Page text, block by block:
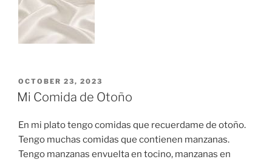
POSTED
ON
OCTOBER 23, 2023
Mi Comida de Otoño
En mi plato tengo comidas que recuerdame de otoño.
Tengo muchas comidas que contienen manzanas.
Tengo manzanas envuelta en tocino, manzanas en